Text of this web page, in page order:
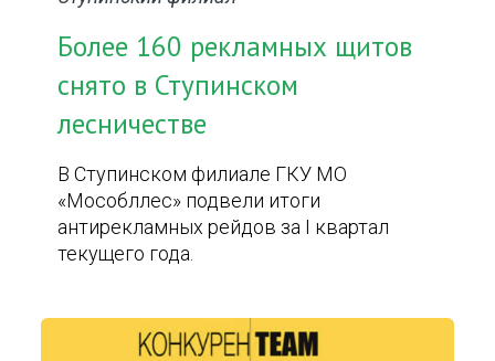
Более 160 рекламных щитов
снято в Ступинском
лесничестве
В Ступинском филиале ГКУ МО
«Мособллес» подвели итоги
антирекламных рейдов за I квартал
текущего года.